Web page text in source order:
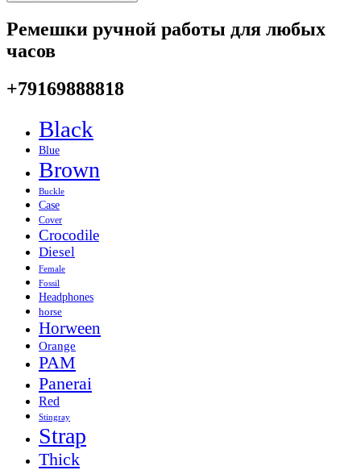
Ремешки ручной работы для любых
часов
+79169888818
Black
Blue
Brown
Buckle
Case
Cover
Crocodile
Diesel
Female
Fossil
Headphones
horse
Horween
Orange
PAM
Panerai
Red
Stingray
Strap
Thick